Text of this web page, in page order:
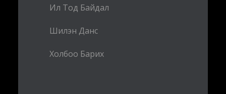
Ил Тод Байдал
Шилэн Данс
Холбоо Барих